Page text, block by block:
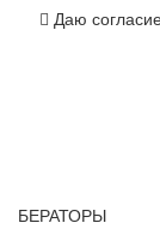
Даю
БЕРАТОРЫ